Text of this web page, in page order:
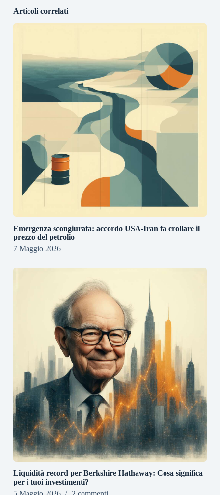
Articoli correlati
Emergenza scongiurata: accordo USA-Iran fa crollare il
prezzo del petrolio
7 Maggio 2026
Liquidità record per Berkshire Hathaway: Cosa significa
per i tuoi investimenti?
5 Maggio 2026
2 commenti